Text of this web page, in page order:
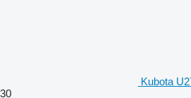
Kubota
30